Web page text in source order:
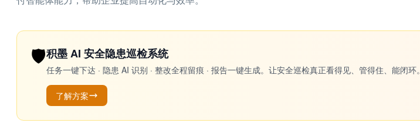
🛡️积墨 AI 安全隐患巡检系统
任务一键下达 · 隐患 AI 识别 · 整改全程留痕 · 报告一键生成。让安全巡检真正看得见、管得住、能闭环。
了解方案